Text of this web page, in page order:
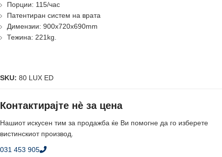
Порции: 115/час
Патентиран систем на врата
Димензии: 900x720x690mm
Тежина: 221kg.
SKU: 80 LUX ED
Контактирајте нè за цена
Нашиот искусен тим за продажба ќе Ви помогне да го изберете
вистинскиот производ.
031 453 905